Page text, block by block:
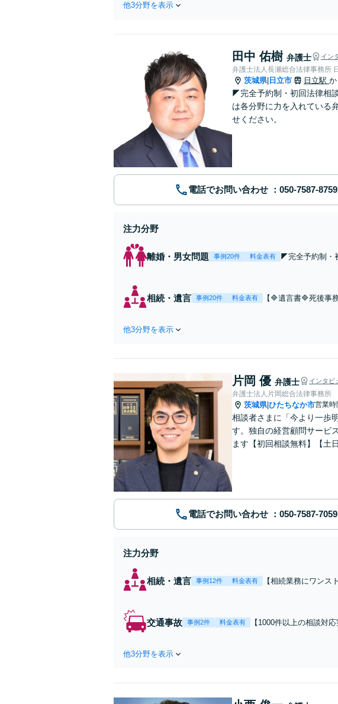
他3分野を表示
田中 佑樹 弁護士 イン
弁護士法人長瀬総合法律事務所
茨城県| 日立市 日立駅
◤完全予約制・初回法律相
は各分野に力を入れている
せください。
電話でお問い合わせ
注力分野
離婚・男女問題 事例20件 料金表有
◤完全予約制・
相続・遺言 事例20件 料金表有
【🔷遺言書🔷死後
他3分野を表示
片岡 優 弁護士 インタビ
弁護士法人片岡総合法律事務所
茨城県|ひたちなか市営業時
相談者さまに「今より一歩
す。独自の経営顧問サービ
ます【初回相談無料】【土
電話でお問い合わせ
注力分野
相続・遺言 事例12件 料金表有
【相続業務にワンス
交通事故 事例2件 料金表有
【1000件以上の相談対
他3分野を表示